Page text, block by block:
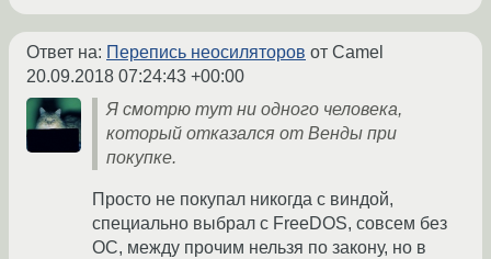
Ответ на: Перепись неосиляторов от Camel
20.09.2018 07:24:43 +00:00
Я смотрю тут ни одного человека,
который отказался от Венды при
покупке.
Просто не покупал никогда с виндой,
специально выбрал с FreeDOS, совсем без
ОС, между прочим нельзя по закону, но в